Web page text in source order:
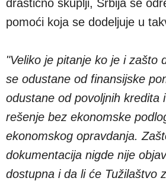
drastično skuplji, Srbija se
pomoći koja se dodeljuje u
"Veliko je pitanje ko je i zašto
se odustane od finansijske
odustane od povoljnih kredita
rešenje bez ekonomske
ekonomskog opravdanja.
dokumentacija nigde nije
dostupna i da li će Tužilaštvo